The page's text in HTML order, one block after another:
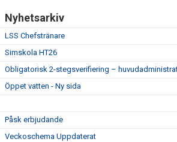
WEBSHOP
HJÄLP TILL I LJUNGBY SS
Nyhetsarkiv
LSS Chefstränare
Simskola HT26
Obligatorisk 2-stegsverifiering –
Öppet vatten - Ny sida
Påsk erbjudande
Veckoschema Uppdaterat